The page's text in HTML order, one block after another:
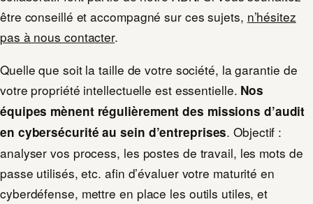
être conseillé et accompagné sur ces sujets, n’hésitez
pas à nous contacter.
Quelle que soit la taille de votre société, la garantie de
votre propriété intellectuelle est essentielle. Nos
équipes mènent régulièrement des missions d’audit
en cybersécurité au sein d’entreprises. Objectif :
analyser vos process, les postes de travail, les mots de
passe utilisés, etc. afin d’évaluer votre maturité en
cyberdéfense, mettre en place les outils utiles, et